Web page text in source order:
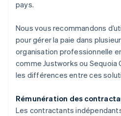
pays.
Nous vous recommandons
pour gérer la paie dans
organisation professionnelle
comme Justworks ou Sequoia
les différences entre ces
Rémunération des
Les contractants